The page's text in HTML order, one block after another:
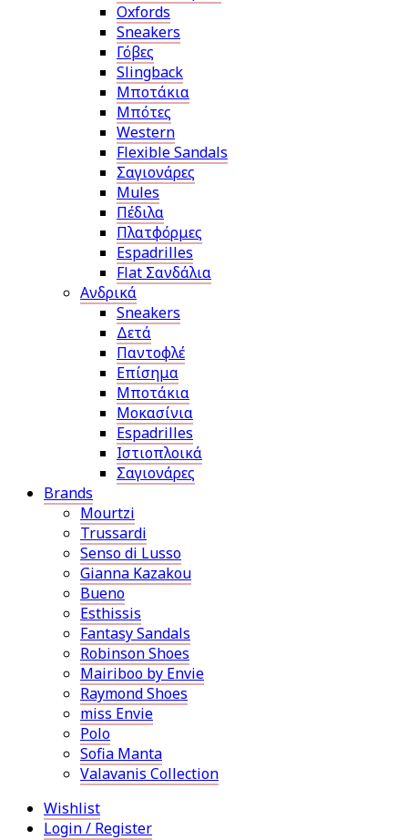
Oxfords
Sneakers
Γόβες
Slingback
Μποτάκια
Μπότες
Western
Flexible Sandals
Σαγιονάρες
Mules
Πέδιλα
Πλατφόρμες
Espadrilles
Flat Σανδάλια
Ανδρικά
Sneakers
Δετά
Παντοφλέ
Επίσημα
Μποτάκια
Μοκασίνια
Espadrilles
Ιστιοπλοικά
Σαγιονάρες
Brands
Mourtzi
Trussardi
Senso di Lusso
Gianna Kazakou
Bueno
Esthissis
Fantasy Sandals
Robinson Shoes
Mairiboo by Envie
Raymond Shoes
miss Envie
Polo
Sofia Manta
Valavanis Collection
Wishlist
Login / Register